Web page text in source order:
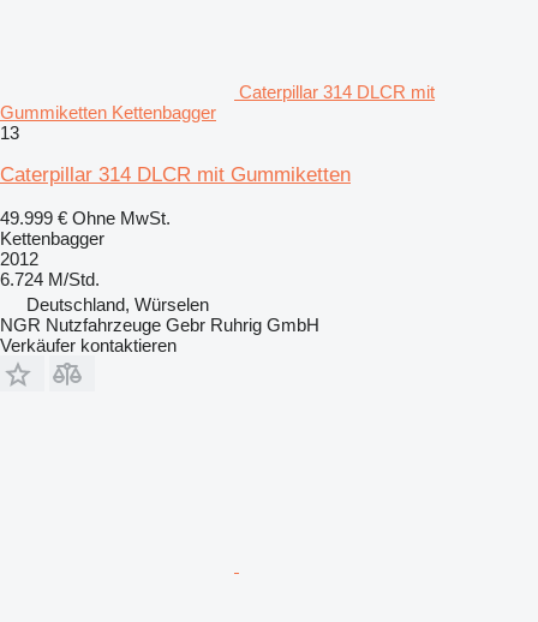
Caterpillar 314 DLCR mit
Gummiketten Kettenbagger
13
Caterpillar 314 DLCR mit Gummiketten
49.999 € Ohne MwSt.
Kettenbagger
2012
6.724 M/Std.
Deutschland, Würselen
NGR Nutzfahrzeuge Gebr Ruhrig GmbH
Verkäufer kontaktieren